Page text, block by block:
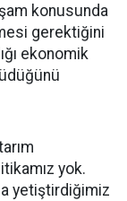
konusunda
gerektiğini
ekonomik
yok.
yetiştirdiğimiz